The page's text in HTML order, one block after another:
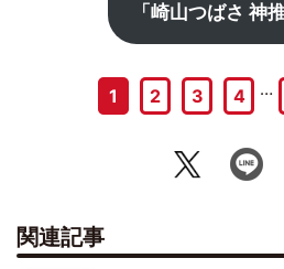
「崎山つばさ 神
1 2 3 4 …
関連記事